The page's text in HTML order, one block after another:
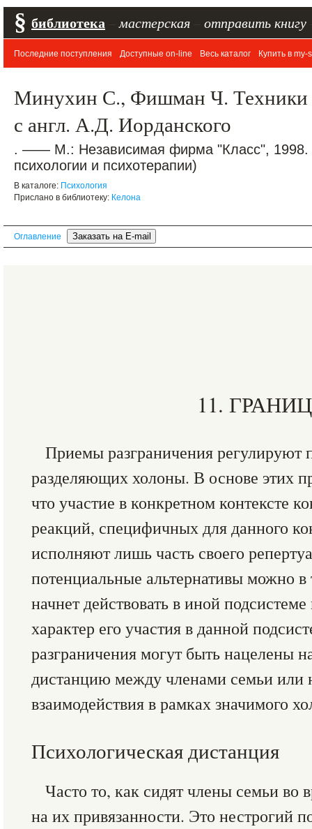
§ библиотека мастерская отправить книгу
Последние поступления Доступные on-line Весь каталог Купить в my-
Минухин С., Фишман Ч. Техники
с англ. А.Д. Иорданского
. —— М.: Независимая фирма "Класс",
психологии и психотерапии)
В каталоге: Психология
Прислано в библиотеку: Келона
Оглавление
11.
Приемы разграничения регулируют
разделяющих холоны. В основе этих
что участие в конкретном контексте
реакций, специфичных для данного
исполняют лишь часть своего
потенциальные альтернативы можно
начнет действовать в иной
характер его участия в данной
разграничения могут быть нацелены
дистанцию между членами семьи или
взаимодействия в рамках значимого
Психологическая дистанция
Часто то, как сидят члены семьи во
на их привязанности. Это нестрогий